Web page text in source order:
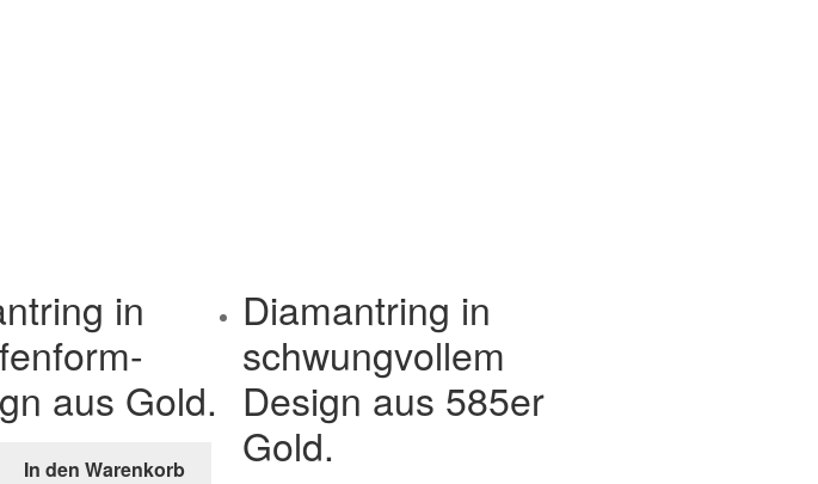
in
aus Gold.
In den Warenkorb
Diamantring in
schwungvollem
Design aus 585er
Gold.